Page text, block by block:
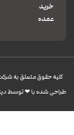
خرید
عمده
کليه حقوق متعلق به شرکت
طراحی شده با ❤︎ توسط